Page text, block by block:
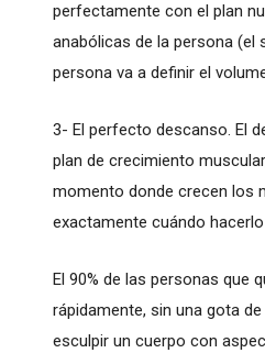
perfectamente con el plan
anabólicas de la persona
persona va a definir el
3- El perfecto descanso. El
plan de crecimiento
momento donde crecen los
exactamente cuándo
El 90% de las personas que
rápidamente, sin una gota
esculpir un cuerpo con